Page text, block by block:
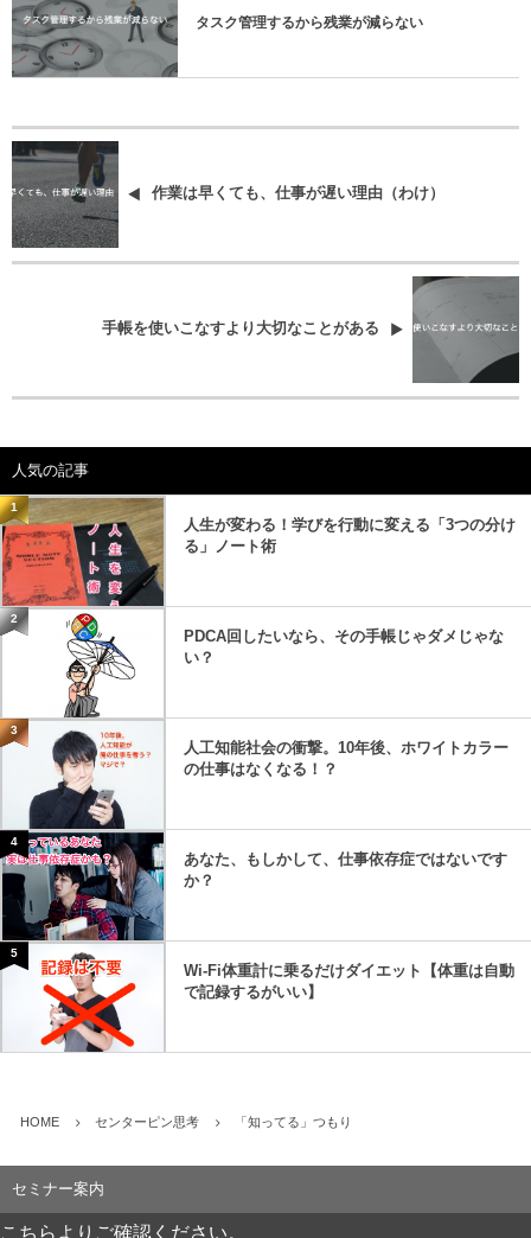
タスク管理するから残業が減らない
作業は早くても、仕事が遅い理由（わけ）
手帳を使いこなすより大切なことがある
人気の記事
1
人生が変わる！学びを行動に変える「3つの分け
る」ノート術
2
PDCA回したいなら、その手帳じゃダメじゃな
い？
3
人工知能社会の衝撃。10年後、ホワイトカラー
の仕事はなくなる！？
4
あなた、もしかして、仕事依存症ではないです
か？
5
Wi-Fi体重計に乗るだけダイエット【体重は自動
で記録するがいい】
HOME センターピン思考 「知ってる」つもり
セミナー案内
こちらよりご確認ください。